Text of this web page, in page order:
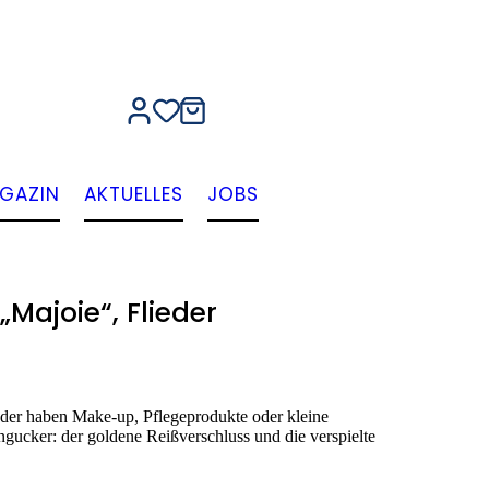
AKTUELLES JOBS
Flieder
haben Make-up, Pflegeprodukte oder kleine
der goldene Reißverschluss und die verspielte